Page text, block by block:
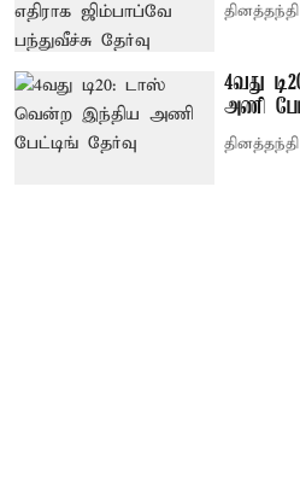
தினத்தந்தி
4வது
அணி
தினத்தந்தி